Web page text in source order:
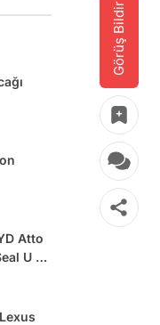
Görüş Bildir
Atto
U EV